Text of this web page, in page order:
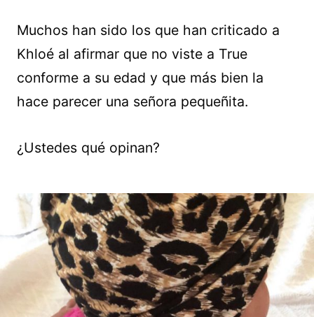
Muchos han sido los que han criticado a
Khloé al afirmar que no viste a True
conforme a su edad y que más bien la
hace parecer una señora pequeñita.
¿Ustedes qué opinan?